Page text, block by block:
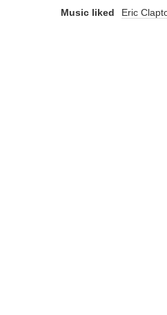
Music liked
Eric